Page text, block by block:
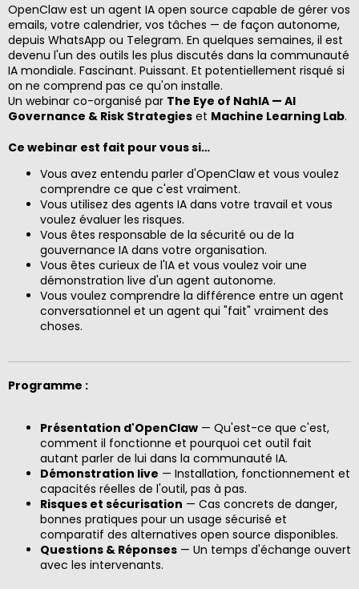
OpenClaw est un agent IA open source capable de gérer vos
emails, votre calendrier, vos tâches — de façon autonome,
depuis WhatsApp ou Telegram. En quelques semaines, il est
devenu l'un des outils les plus discutés dans la communauté
IA mondiale. Fascinant. Puissant. Et potentiellement risqué si
on ne comprend pas ce qu'on installe.
Un webinar co-organisé par The Eye of NahIA — AI
Governance & Risk Strategies et Machine Learning Lab.
Ce webinar est fait pour vous si…
Vous avez entendu parler d'OpenClaw et vous voulez
comprendre ce que c'est vraiment.
Vous utilisez des agents IA dans votre travail et vous
voulez évaluer les risques.
Vous êtes responsable de la sécurité ou de la
gouvernance IA dans votre organisation.
Vous êtes curieux de l'IA et vous voulez voir une
démonstration live d'un agent autonome.
Vous voulez comprendre la différence entre un agent
conversationnel et un agent qui "fait" vraiment des
choses.
Programme :
Présentation d'OpenClaw — Qu'est-ce que c'est,
comment il fonctionne et pourquoi cet outil fait
autant parler de lui dans la communauté IA.
Démonstration live — Installation, fonctionnement et
capacités réelles de l'outil, pas à pas.
Risques et sécurisation — Cas concrets de danger,
bonnes pratiques pour un usage sécurisé et
comparatif des alternatives open source disponibles.
Questions & Réponses — Un temps d'échange ouvert
avec les intervenants.